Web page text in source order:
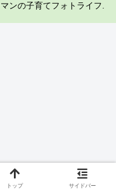
ンの子育てフォトライフ.
トップ サイドバー